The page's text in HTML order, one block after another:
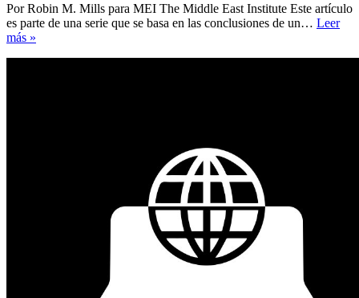
Por Robin M. Mills para MEI The Middle East Institute Este artículo
es parte de una serie que se basa en las conclusiones de un… Leer
más »